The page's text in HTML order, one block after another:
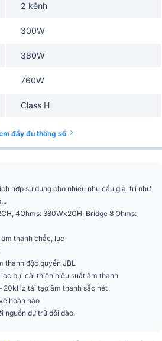
2 kênh
300W
380W
760W
Class H
Stereo, Bridge, Parallel
Karaoke
20KQ cân bằng, 10KQ không cân
bằng
0.775V
đầy đủ thông số
hợp sử dụng cho nhiều nhu cầu giải trí như
4Ohms: 380Wx2CH, Bridge 8 Ohms:
thanh chắc, lực
thanh độc quyền JBL
bụi cải thiện hiệu suất âm thanh
20kHz tái tạo âm thanh sắc nét
hoàn hảo
nguồn dự trữ dồi dào.